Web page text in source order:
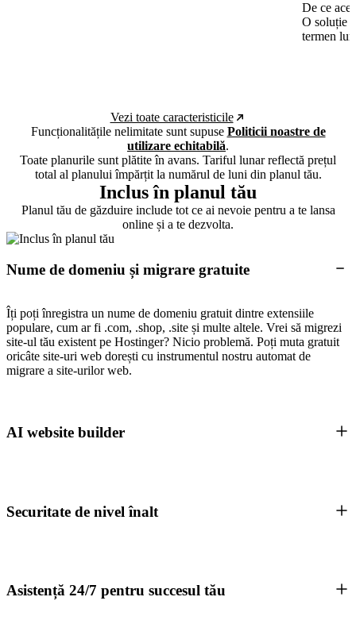
De ce
O soluție
termen
Vezi toate caracteristicile
Funcționalitățile nelimitate sunt supuse Politicii noastre de
utilizare echitabilă.
Toate planurile sunt plătite în avans. Tariful lunar reflectă prețul
total al planului împărțit la numărul de luni din planul tău.
Inclus în planul tău
Planul tău de găzduire include tot ce ai nevoie pentru a te lansa
online și a te dezvolta.
Nume de domeniu și migrare gratuite
Îți poți înregistra un nume de domeniu gratuit dintre extensiile
populare, cum ar fi .com, .shop, .site și multe altele. Vrei să migrezi
site-ul tău existent pe Hostinger? Nicio problemă. Poți muta gratuit
oricâte site-uri web dorești cu instrumentul nostru automat de
migrare a site-urilor web.
AI website builder
Securitate de nivel înalt
Asistență 24/7 pentru succesul tău